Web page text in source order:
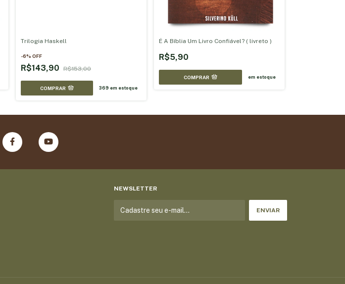
Trilogia Haskell
-6% OFF
R$143,90 R$153,00
COMPRAR 369 em estoque
É A Bíblia Um Livro Confiável? ( livreto )
R$5,90
COMPRAR em estoque
NEWSLETTER